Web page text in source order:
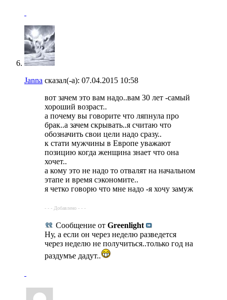
Janna сказал(-а): 07.04.2015 10:58
вот зачем это вам надо..вам 30 лет -самый
хороший возраст..
а почему вы говорите что ляпнула про
брак..а зачем скрывать..я считаю что
обозначить свои цели надо сразу..
к стати мужчины в Европе уважают
позицию когда женщина знает что она
хочет..
а кому это не надо то отвалят на начальном
этапе и время сэкономите..
я четко говорю что мне надо -я хочу замуж
- - - Добавлено - - -
Сообщение от Greenlight
Ну, а если он через неделю разведется
через неделю не получиться..только год на
раздумъе дадут..